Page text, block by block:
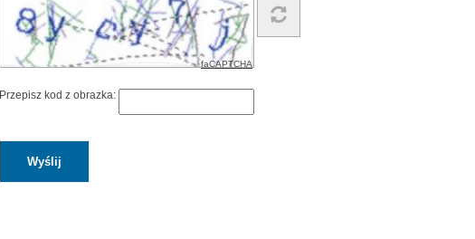
faCAPTCHA
Przepisz kod z obrazka: